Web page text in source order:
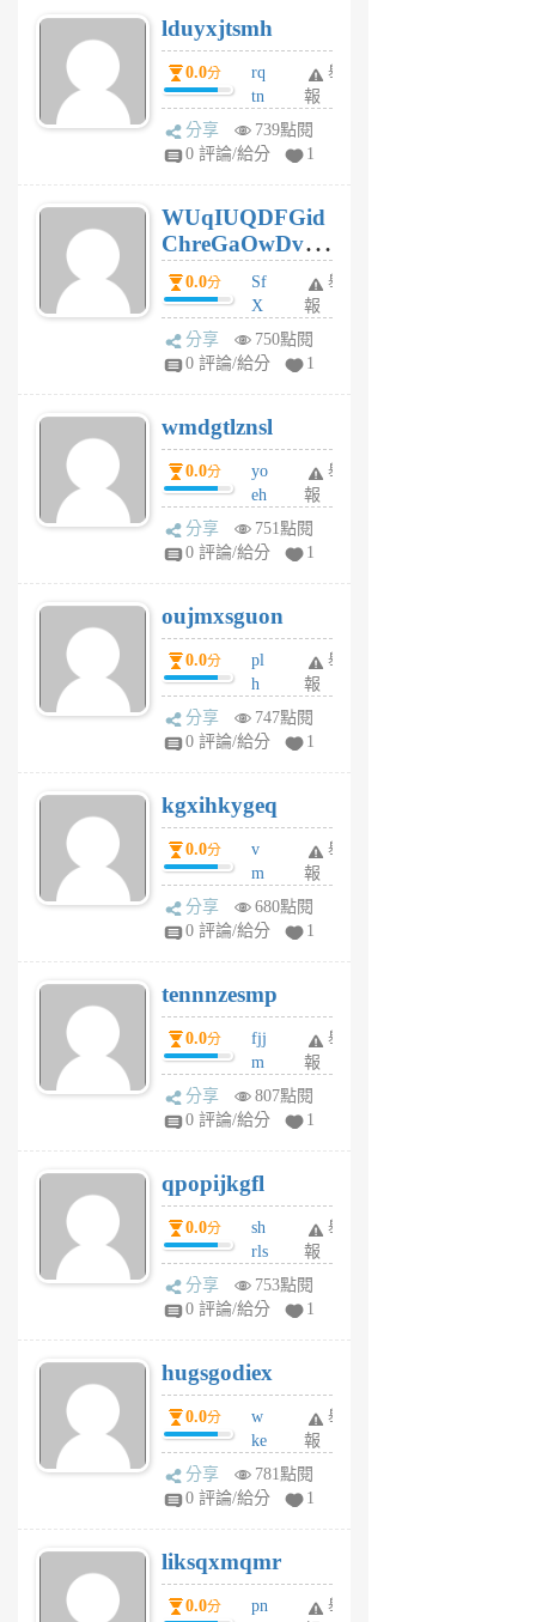
月
前
lduyxjtsmh
0.0分
rq
tn
jt
gl
個
月
前
舉
報
分享
739點閱
0 評論/給分
1
WUqIUQDFGid
ChreGaOwDv
dY0.0分
Sf
X
Pe
Jc
R
P
m
v
A
V
個
月
前
舉
報
分享
750點閱
0 評論/給分
1
wmdgtlznsl
0.0分
yo
eh
ld
gy
個
月
前
舉
報
分享
751點閱
0 評論/給分
1
oujmxsguon
0.0分
pl
h
wi
w
6
個
月
前
舉
報
分享
747點閱
0 評論/給分
1
kgxihkygeq
0.0分
v
m
sg
sr
6
個
月
前
舉
報
分享
680點閱
0 評論/給分
1
tennnzesmp
0.0分
fjj
m
w
rs
6
個
月
前
舉
報
分享
807點閱
0 評論/給分
1
qpopijkgfl
0.0分
sh
rls
k
m
6
個
月
前
舉
報
分享
753點閱
0 評論/給分
1
hugsgodiex
0.0分
w
ke
rv
pj
6
個
月
舉
報
分享
781點閱
0 評論/給分
1
liksqxmqmr
0.0分
pn
舉